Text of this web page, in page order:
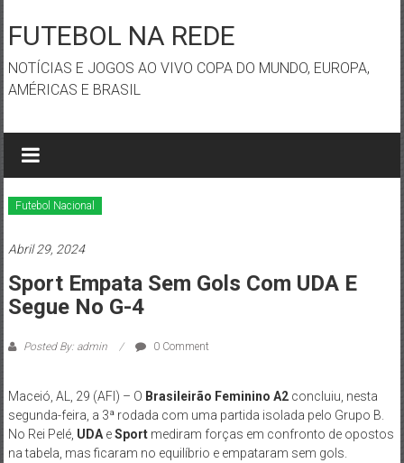
to
content
FUTEBOL NA REDE
NOTÍCIAS E JOGOS AO VIVO COPA DO MUNDO, EUROPA,
AMÉRICAS E BRASIL
Futebol Nacional
Abril 29, 2024
Sport Empata Sem Gols Com UDA E
Segue No G-4
Posted By: admin 0 Comment
Maceió, AL, 29 (AFI) – O Brasileirão Feminino A2concluiu, nesta
segunda-feira, a 3ª rodada com uma partida isolada pelo Grupo B.
No Rei Pelé, UDA eSportmediram forças em confronto de opostos
na tabela, mas ficaram no equilíbrio e empataram sem gols.